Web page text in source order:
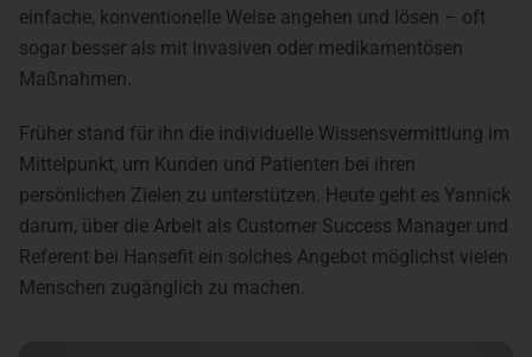
einfache, konventionelle Weise angehen und lösen – oft
sogar besser als mit invasiven oder medikamentösen
Maßnahmen.
Früher stand für ihn die individuelle Wissensvermittlung im
Mittelpunkt, um Kunden und Patienten bei ihren
persönlichen Zielen zu unterstützen. Heute geht es Yannick
darum, über die Arbeit als Customer Success Manager und
Referent bei Hansefit ein solches Angebot möglichst vielen
Menschen zugänglich zu machen.